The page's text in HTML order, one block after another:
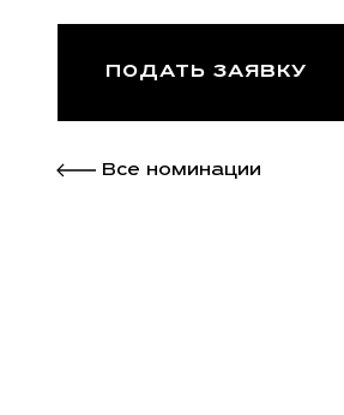
ПОДАТЬ ЗАЯВКУ
Все номинации